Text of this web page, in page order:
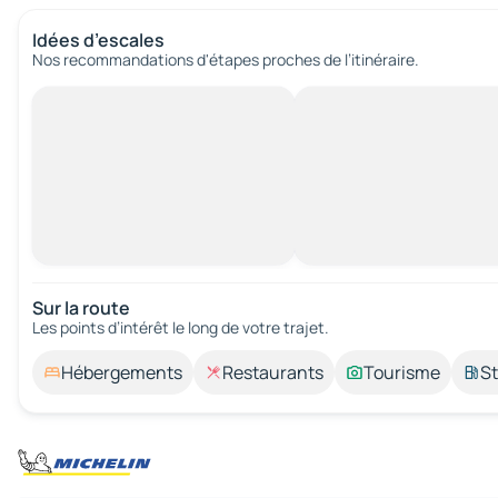
Idées d’escales
Nos recommandations d'étapes proches de l’itinéraire.
Sur la route
Les points d’intérêt le long de votre trajet.
Hébergements Restaurants Tourisme